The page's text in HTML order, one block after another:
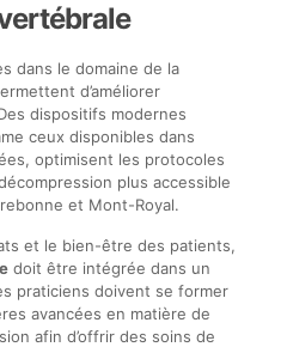
dans le domaine de la
d’améliorer
dispositifs modernes
ceux disponibles dans
optimisent les protocoles
plus accessible
et Mont-Royal.
et le bien-être des patients,
doit être intégrée dans un
praticiens doivent se former
avancées en matière de
afin d’offrir des soins de